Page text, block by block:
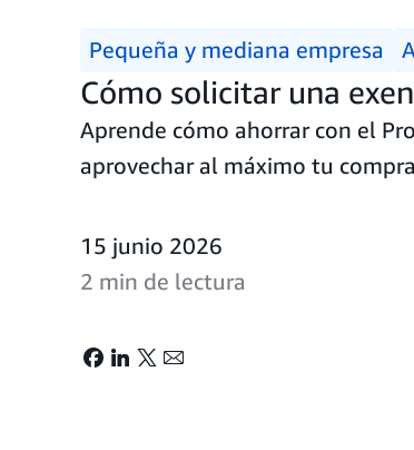
Pequeña y mediana empresa
Cómo solicitar una
Aprende cómo ahorrar con el
aprovechar al máximo tu
15 junio 2026
2 min de lectura